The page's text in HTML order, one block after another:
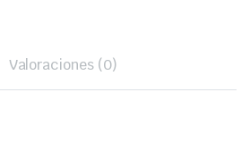
Valoraciones (0)